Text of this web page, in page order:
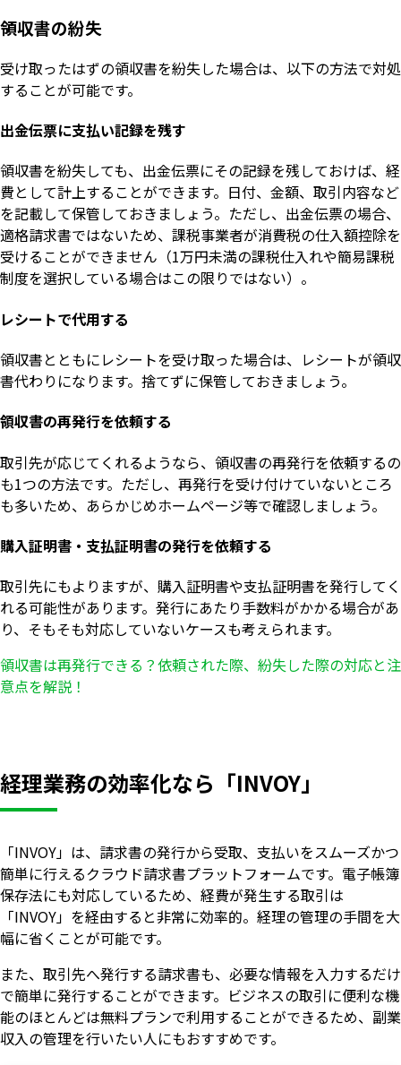
領収書の紛失
受け取ったはずの領収書を紛失した場合は、以下の方法で対処
することが可能です。
出金伝票に支払い記録を残す
領収書を紛失しても、出金伝票にその記録を残しておけば、経
費として計上することができます。日付、金額、取引内容など
を記載して保管しておきましょう。ただし、出金伝票の場合、
適格請求書ではないため、課税事業者が消費税の仕入額控除を
受けることができません（1万円未満の課税仕入れや簡易課税
制度を選択している場合はこの限りではない）。
レシートで代用する
領収書とともにレシートを受け取った場合は、レシートが領収
書代わりになります。捨てずに保管しておきましょう。
領収書の再発行を依頼する
取引先が応じてくれるようなら、領収書の再発行を依頼するの
も1つの方法です。ただし、再発行を受け付けていないところ
も多いため、あらかじめホームページ等で確認しましょう。
購入証明書・支払証明書の発行を依頼する
取引先にもよりますが、購入証明書や支払証明書を発行してく
れる可能性があります。発行にあたり手数料がかかる場合があ
り、そもそも対応していないケースも考えられます。
領収書は再発行できる？依頼された際、紛失した際の対応と注
意点を解説！
経理業務の効率化なら「INVOY」
「INVOY」は、請求書の発行から受取、支払いをスムーズかつ
簡単に行えるクラウド請求書プラットフォームです。電子帳簿
保存法にも対応しているため、経費が発生する取引は
「INVOY」を経由すると非常に効率的。経理の管理の手間を大
幅に省くことが可能です。
また、取引先へ発行する請求書も、必要な情報を入力するだけ
で簡単に発行することができます。ビジネスの取引に便利な機
能のほとんどは無料プランで利用することができるため、副業
収入の管理を行いたい人にもおすすめです。